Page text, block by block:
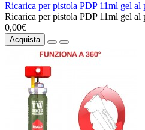
Ricarica per pistola PDP 11ml gel al
Ricarica per pistola PDP 11ml gel al
0,00€
Acquista